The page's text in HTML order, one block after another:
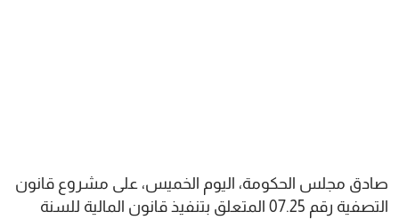
صادق مجلس الحكومة، اليوم الخميس، على مشروع قانون
التصفية رقم 07.25 المتعلق بتنفيذ قانون المالية للسنة